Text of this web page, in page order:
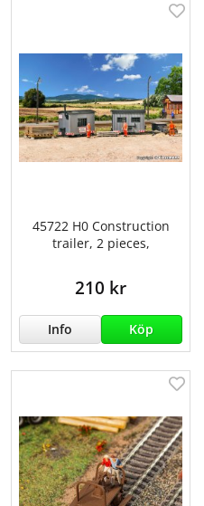
45722 H0 Construction
trailer, 2 pieces,
210 kr
Info Köp